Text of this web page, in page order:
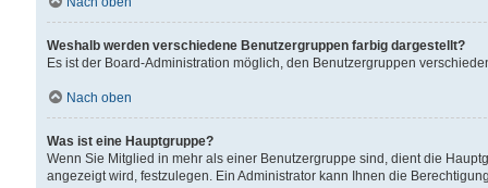
Weshalb werden verschiedene Benutzergruppen farbig dargestellt?
Es ist der Board-Administration möglich, den Benutzergruppen
Nach oben
Was ist eine Hauptgruppe?
Wenn Sie Mitglied in mehr als einer Benutzergruppe sind, dient die
angezeigt wird, festzulegen. Ein Administrator kann Ihnen die